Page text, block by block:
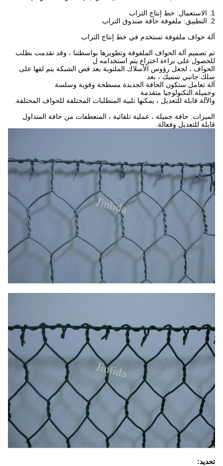
آلة حواف ملفوفة تستخدم في خط إنتاج التراب
تم تصميم آلة الحواف الملفوفة وتطويرها بواسطتنا ، وقد تقدمت بطلب
للحصول على براءة اختراع.يتم استخدامه ل
الحواف ، لجعل رؤوس الأسلاك الملتوية بعد قص الشبكة يتم لفها على
سلك جانبي سميك ، بعد
آلة تعامل.ستكون الحافة الجديدة مسطحة وقوية وسلسة
وجميلة.التكنولوجيا متقدمة
والآلة قابلة للتعديل ، يمكنها تلبية المتطلبات المختلفة للحواف المختلفة.
الميزات: حافة جميلة ، عملية تلقائية ، المنعطفات من حافة المتداول
قابلة للتعديل وفعالة.
تحديد: